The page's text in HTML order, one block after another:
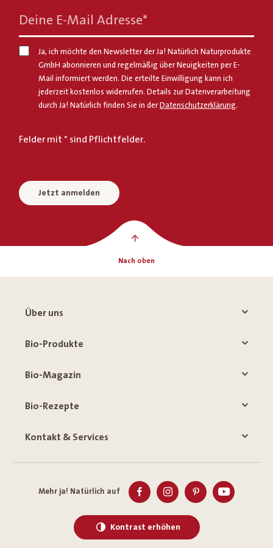
Deine E-Mail Adresse*
Ja, ich möchte den Newsletter der Ja! Natürlich Naturprodukte
GmbH abonnieren und regelmäßig über Neuigkeiten per E-
Mail informiert werden. Die erteilte Einwilligung kann ich
jederzeit kostenlos widerrufen. Details zur Datenverarbeitung
durch Ja! Natürlich finden Sie in derDatenschutzerklärung.
Felder mit * sind Pflichtfelder.
Jetzt anmelden
Nach oben
Über uns
Bio-Produkte
Bio-Magazin
Bio-Rezepte
Kontakt & Services
Mehr ja! Natürlich auf
Kontrast erhöhen